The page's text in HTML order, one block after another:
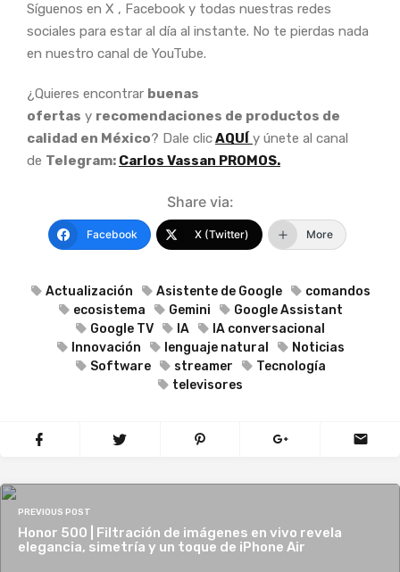
Síguenos en X , Facebook y todas nuestras redes
sociales para estar al día al instante. No te pierdas nada
en nuestro canal de YouTube.
¿Quieres encontrar buenas
ofertas y recomendaciones de productos de
calidad en México? Dale clicAQUÍ y únete al canal
de Telegram: Carlos Vassan PROMOS.
Share via:
Facebook X (Twitter) More
Actualización Asistente de Google
comandos
ecosistema
Gemini
Google Assistant
Google TV
IA
IA conversacional
Innovación
lenguaje natural
Noticias
Software
streamer
Tecnología
televisores
PREVIOUS POST
Honor 500 | Filtración de imágenes en vivo revela
elegancia, simetría y un toque de iPhone Air